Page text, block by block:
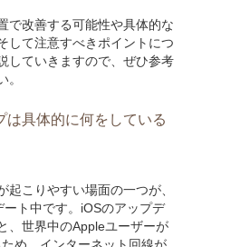
で改善する可能性や具体的な
して注意すべきポイントにつ
していきますので、ぜひ参考
。
は具体的に何をしている
起こりやすい場面の一つが、
ート中です。iOSのアップデ
、世界中のAppleユーザーが